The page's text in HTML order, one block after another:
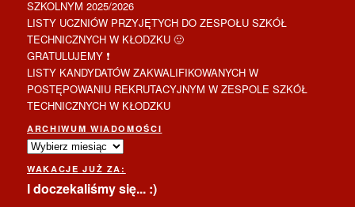
SZKOLNYM 2025/2026
LISTY UCZNIÓW PRZYJĘTYCH DO ZESPOŁU SZKÓŁ
TECHNICZNYCH W KŁODZKU 🙂
GRATULUJEMY ❗
LISTY KANDYDATÓW ZAKWALIFIKOWANYCH W
POSTĘPOWANIU REKRUTACYJNYM W ZESPOLE SZKÓŁ
TECHNICZNYCH W KŁODZKU
ARCHIWUM WIADOMOŚCI
Archiwum
WAKACJE JUŻ ZA:
I doczekaliśmy się... :)